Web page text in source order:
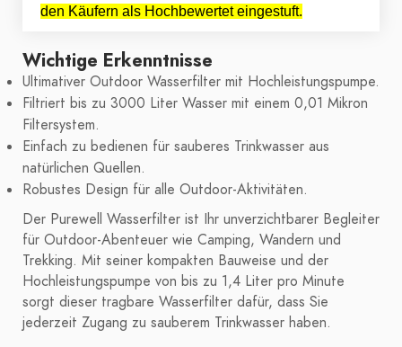
den Käufern als Hochbewertet eingestuft.
Wichtige Erkenntnisse
Ultimativer Outdoor Wasserfilter mit Hochleistungspumpe.
Filtriert bis zu 3000 Liter Wasser mit einem 0,01 Mikron
Filtersystem.
Einfach zu bedienen für sauberes Trinkwasser aus
natürlichen Quellen.
Robustes Design für alle Outdoor-Aktivitäten.
Der Purewell Wasserfilter ist Ihr unverzichtbarer Begleiter
für Outdoor-Abenteuer wie Camping, Wandern und
Trekking. Mit seiner kompakten Bauweise und der
Hochleistungspumpe von bis zu 1,4 Liter pro Minute
sorgt dieser tragbare Wasserfilter dafür, dass Sie
jederzeit Zugang zu sauberem Trinkwasser haben.